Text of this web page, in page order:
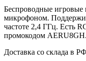
Беспроводные игровые
микрофоном.
частоте 2,4 ГГц. Есть
промокодом AERU8GH.
Доставка со склада в